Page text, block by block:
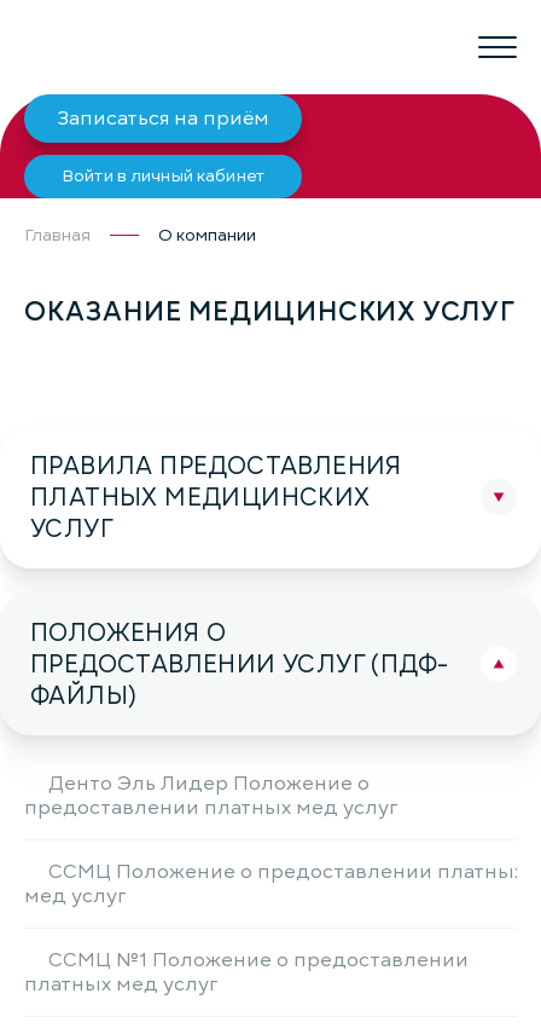
Записаться на приём
Войти в личный кабинет
Главная О компании
ОКАЗАНИЕ МЕДИЦИНСКИХ УСЛУГ
ПРАВИЛА ПРЕДОСТАВЛЕНИЯ
ПЛАТНЫХ МЕДИЦИНСКИХ
УСЛУГ
ПОЛОЖЕНИЯ О
ПРЕДОСТАВЛЕНИИ УСЛУГ (ПДФ-
ФАЙЛЫ)
Денто Эль Лидер Положение о
предоставлении платных мед услуг
ССМЦ Положение о предоставлении платных
мед услуг
ССМЦ №1 Положение о предоставлении
платных мед услуг